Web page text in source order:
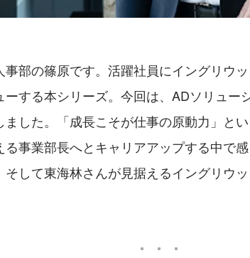
部の篠原です。活躍社員にイングリウ
ーする本シリーズ。今回は、ADソリュー
した。「成長こそが仕事の原動力」と
事業部長へとキャリアアップする中で
して東海林さんが見据えるイングリウ